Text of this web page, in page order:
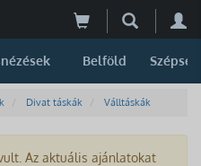
Belföld Szépség
Divat táskák Válltáskák
Az aktuális ajánlatokat